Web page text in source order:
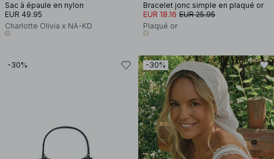
Sac à épaule en nylon
EUR 49.95
Charlotte Olivia x NA-KD
Bracelet jonc simple en plaqué or
EUR 18.16 EUR 25.95
Plaqué or
-30% -30%